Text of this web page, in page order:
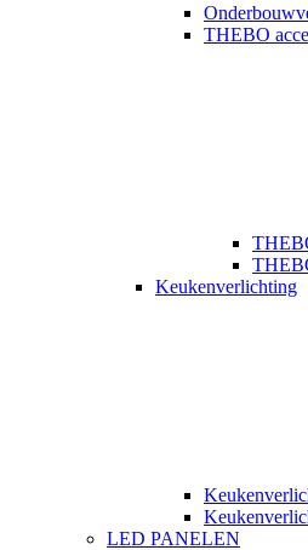
THEBO
Keukenverlichting
LED PANELEN